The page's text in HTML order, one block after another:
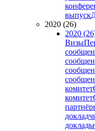
выпуск
2020 (26)
2020
Визы
комитет
комитет
доклады